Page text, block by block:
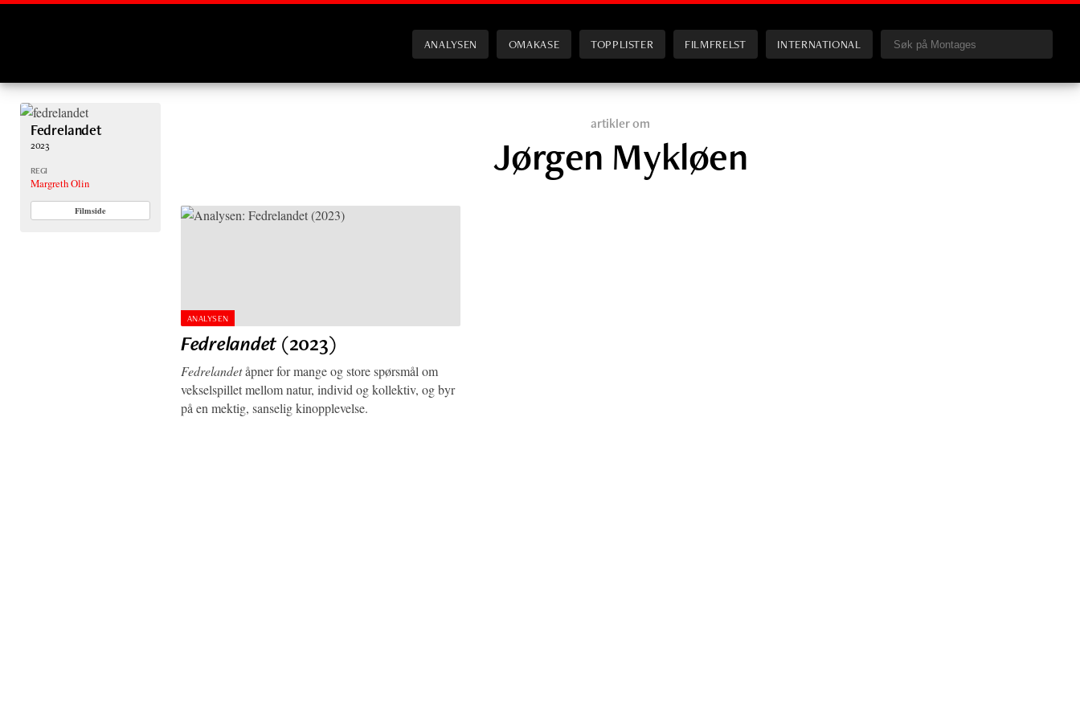
ANALYSEN OMAKASE TOPPLISTER FILMFRELST INTERNATIONAL
Fedrelandet
2023
REGI
Margreth Olin
Filmside
artikler om
Jørgen Mykløen
ANALYSEN
Fedrelandet (2023)
Fedrelandetåpner for mange og store spørsmål om
vekselspillet mellom natur, individ og kollektiv, og byr
på en mektig, sanselig kinopplevelse.